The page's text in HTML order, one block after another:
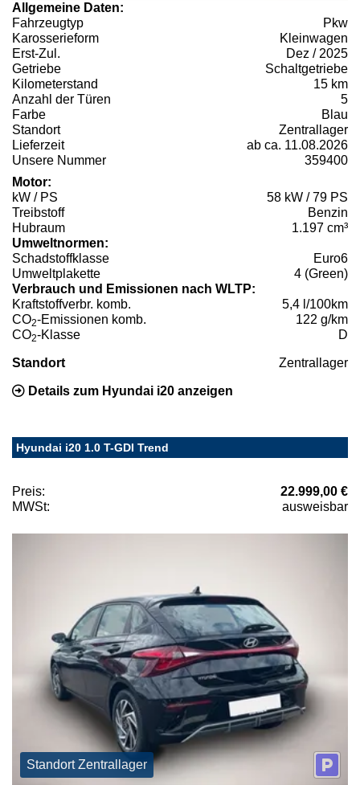
Allgemeine Daten:
Fahrzeugtyp
Pkw
Karosserieform
Kleinwagen
Erst-Zul.
Dez / 2025
Getriebe
Schaltgetriebe
Kilometerstand
15 km
Anzahl der Türen
5
Farbe
Blau
Standort
Zentrallager
Lieferzeit
ab ca. 11.08.2026
Unsere Nummer
359400
Motor:
kW / PS
58 kW / 79 PS
Treibstoff
Benzin
Hubraum
1.197 cm³
Umweltnormen:
Schadstoffklasse
Euro6
Umweltplakette
4 (Green)
Verbrauch und Emissionen nach WLTP:
Kraftstoffverbr. komb.
5,4 l/100km
CO2-Emissionen komb.
122 g/km
CO2-Klasse D
Standort Zentrallager
Details zum Hyundai i20 anzeigen
Hyundai i20 1.0 T-GDI Trend
Preis:
22.999,00 €
MWSt:
ausweisbar
Standort Zentrallager